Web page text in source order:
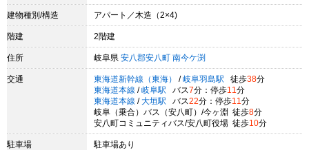
建物種別/構造 アパート／木造（2×4)
階建 2階建
住所 岐阜県 安八郡安八町 南今ケ渕
交通 東海道新幹線（東海） / 岐阜羽島駅 徒歩38分
東海道本線 / 岐阜駅 バス7分：停歩11 分
東海道本線 / 大垣駅 バス22分：停歩11 分
岐阜（乗合）バス（安八町）/今ヶ淵 徒歩8分
安八町コミュニティバス/安八町役場 徒歩10分
駐車場 駐車場あり